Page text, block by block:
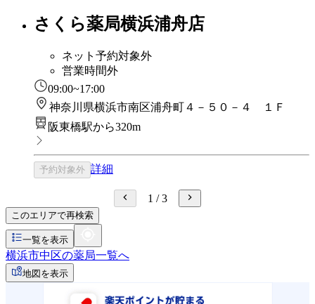
さくら薬局横浜浦舟店
ネット予約対象外
営業時間外
09:00~17:00
神奈川県横浜市南区浦舟町４－５０－４ １Ｆ
阪東橋駅から320m
予約対象外 詳細
1 /3
このエリアで再検索
一覧を表示
横浜市中区の薬局一覧へ
地図を表示